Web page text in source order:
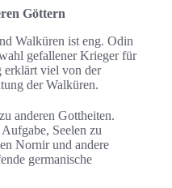
Göttern
Walküren ist eng. Odin
gefallener Krieger für
erklärt viel von der
der Walküren.
anderen Gottheiten.
Seelen zu
Nornir und andere
germanische